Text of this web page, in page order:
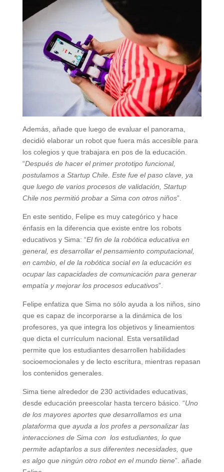
Además, añade que luego de evaluar el panorama,
decidió elaborar un robot que fuera más accesible para
los colegios y que trabajara en pos de la educación.
“Después de hacer el primer prototipo funcional,
postulamos a Startup Chile. Este fue el paso clave, ya
que luego de varios procesos de validación, Startup
Chile nos permitió probar a Sima con otros niños”.
En este sentido, Felipe es muy categórico y hace
énfasis en la diferencia que existe entre los robots
educativos y Sima: “El fin de la robótica educativa en
general, es desarrollar el pensamiento computacional,
en cambio, el de la robótica social en la educación es
ocupar las capacidades de comunicación para generar
empatía y mejorar los procesos educativos”.
Felipe enfatiza que Sima no sólo ayuda a los niños, sino
que es capaz de incorporarse a la dinámica de los
profesores, ya que integra los objetivos y lineamientos
que dicta el currículum nacional. Esta versatilidad
permite que los estudiantes desarrollen habilidades
socioemocionales y de lecto escritura, mientras repasan
los contenidos generales.
Sima tiene alrededor de 230 actividades educativas,
desde educación preescolar hasta tercero básico. “Uno
de los mayores aportes que desarrollamos es una
plataforma que ayuda a los profes a personalizar las
interacciones de Sima con los estudiantes, lo que
permite adaptarlos a sus diferentes necesidades, que
es algo que ningún otro robot en el mundo tiene”. añade